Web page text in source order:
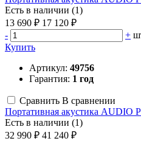
Есть в наличии (1)
13 690 ₽ 17 120 ₽
-
+
Купить
Артикул: 49756
Гарантия: 1 год
Сравнить В сравнении
Портативная акустика AUDIO
Есть в наличии (1)
32 990 ₽ 41 240 ₽